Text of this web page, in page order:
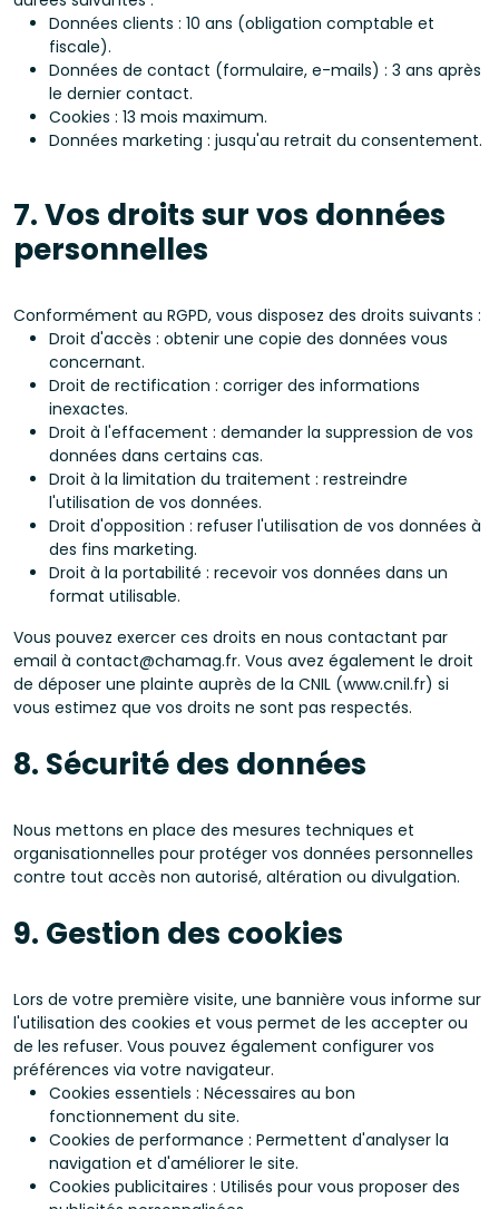
Données clients : 10 ans (obligation comptable et
fiscale).
Données de contact (formulaire, e-mails) : 3 ans après
le dernier contact.
Cookies : 13 mois maximum.
Données marketing : jusqu'au retrait du consentement.
7. Vos droits sur vos données
personnelles
Conformément au RGPD, vous disposez des droits suivants :
Droit d'accès : obtenir une copie des données vous
concernant.
Droit de rectification : corriger des informations
inexactes.
Droit à l'effacement : demander la suppression de vos
données dans certains cas.
Droit à la limitation du traitement : restreindre
l'utilisation de vos données.
Droit d'opposition : refuser l'utilisation de vos données à
des fins marketing.
Droit à la portabilité : recevoir vos données dans un
format utilisable.
Vous pouvez exercer ces droits en nous contactant par
email à contact@chamag.fr. Vous avez également le droit
de déposer une plainte auprès de la CNIL (www.cnil.fr) si
vous estimez que vos droits ne sont pas respectés.
8. Sécurité des données
Nous mettons en place des mesures techniques et
organisationnelles pour protéger vos données personnelles
contre tout accès non autorisé, altération ou divulgation.
9. Gestion des cookies
Lors de votre première visite, une bannière vous informe sur
l'utilisation des cookies et vous permet de les accepter ou
de les refuser. Vous pouvez également configurer vos
préférences via votre navigateur.
Cookies essentiels : Nécessaires au bon
fonctionnement du site.
Cookies de performance : Permettent d'analyser la
navigation et d'améliorer le site.
Cookies publicitaires : Utilisés pour vous proposer des